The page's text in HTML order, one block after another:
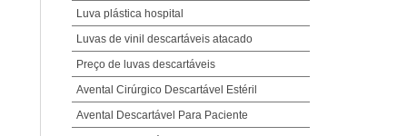
Luva plástica hospital
Luvas de vinil descartáveis atacado
Preço de luvas descartáveis
Avental Cirúrgico Descartável Estéril
Avental Descartável Para Paciente